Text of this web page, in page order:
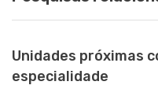
Unidades próximas
especialidade